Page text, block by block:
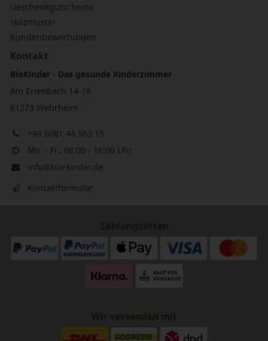
Geschenkgutscheine
Holzmuster
Kundenbewertungen
Kontakt
BioKinder - Das gesunde Kinderzimmer
Am Erlenbach 14-18
61273 Wehrheim
+49 6081 44 563 15
Mo. - Fr., 08:00 - 16:00 Uhr
info@bio-kinder.de
Kontaktformular
Zahlungsarten
Wir versenden mit